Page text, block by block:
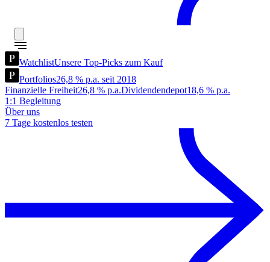
WatchlistUnsere Top-Picks zum Kauf
Portfolios26,8 % p.a. seit 2018
Finanzielle Freiheit26,8 % p.a.Dividendendepot18,6 % p.a.
1:1 Begleitung
Über uns
7 Tage kostenlos testen